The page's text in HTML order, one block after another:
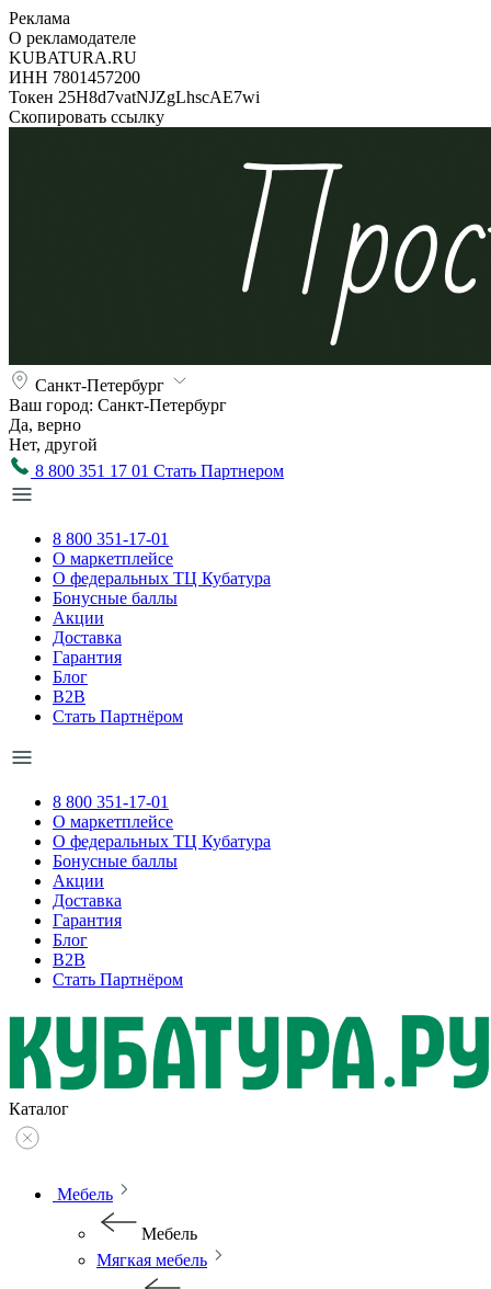
Реклама
О рекламодателе
KUBATURA.RU
ИНН 7801457200
Токен 25H8d7vatNJZgLhscAE7wi
Скопировать ссылку
Санкт-Петербург
Ваш город: Санкт-Петербург
Да, верно
Нет, другой
8 800 351 17 01 Стать Партнером
8 800 351-17-01
О маркетплейсе
О федеральных ТЦ Кубатура
Бонусные баллы
Акции
Доставка
Гарантия
Блог
B2B
Стать Партнёром
8 800 351-17-01
О маркетплейсе
О федеральных ТЦ Кубатура
Бонусные баллы
Акции
Доставка
Гарантия
Блог
B2B
Стать Партнёром
Каталог
Мебель
Мебель
Мягкая мебель